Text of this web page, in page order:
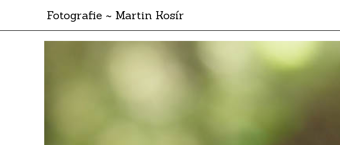
Fotografie ~ Martin Kosír